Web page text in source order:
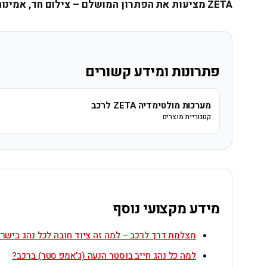
ZETA מציעות את הפתרון המושלם – צילום חד, אמינות גבוהה ושקט נפשי בכל נסיעה.
פתרונות ומידע קשורים
מערכות מולטימדיה ZETA לרכב
קטגוריית מוצרים
מידע מקצועי נוסף
מצלמת דרך לרכב – למה זה ציוד חובה לכל נהג
למה כל נהג חייב בוסטר הנעה (ג’אמפ סטר) ברכב?